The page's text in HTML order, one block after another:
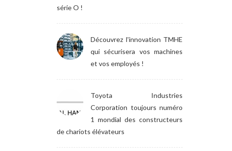
série O !
Découvrez l'innovation TMHE
qui sécurisera vos machines
et vos employés !
Toyota Industries
Corporation toujours numéro
1 mondial des constructeurs
de chariots élévateurs